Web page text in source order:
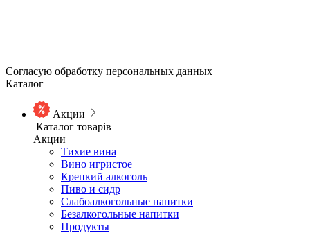
Согласую обработку персональных данных
Каталог
Акции
Каталог товарів
Акции
Тихие вина
Вино игристое
Крепкий алкоголь
Пиво и сидр
Слабоалкогольные напитки
Безалкогольные напитки
Продукты